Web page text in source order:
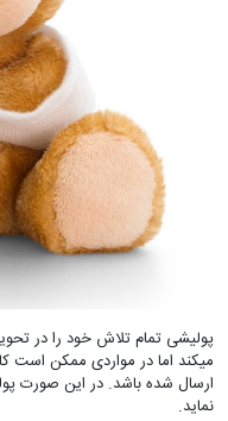
پولیشی تمام تلاش خود را در
میکند اما در مواردی ممکن است
نماید.